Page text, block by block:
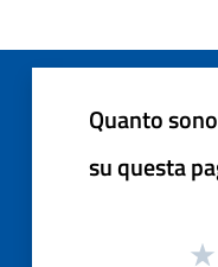
Quanto
su questa